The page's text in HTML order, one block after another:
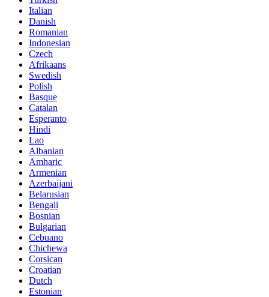
Italian
Danish
Romanian
Indonesian
Czech
Afrikaans
Swedish
Polish
Basque
Catalan
Esperanto
Hindi
Lao
Albanian
Amharic
Armenian
Azerbaijani
Belarusian
Bengali
Bosnian
Bulgarian
Cebuano
Chichewa
Corsican
Croatian
Dutch
Estonian